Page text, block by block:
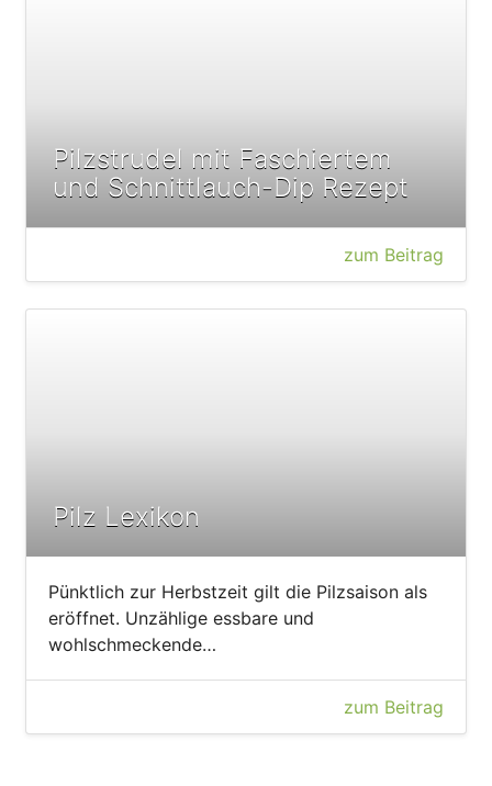
Pilzstrudel mit Faschiertem
und Schnittlauch-Dip Rezept
zum Beitrag
Pilz Lexikon
Pünktlich zur Herbstzeit gilt die Pilzsaison als
eröffnet. Unzählige essbare und
wohlschmeckende…
zum Beitrag